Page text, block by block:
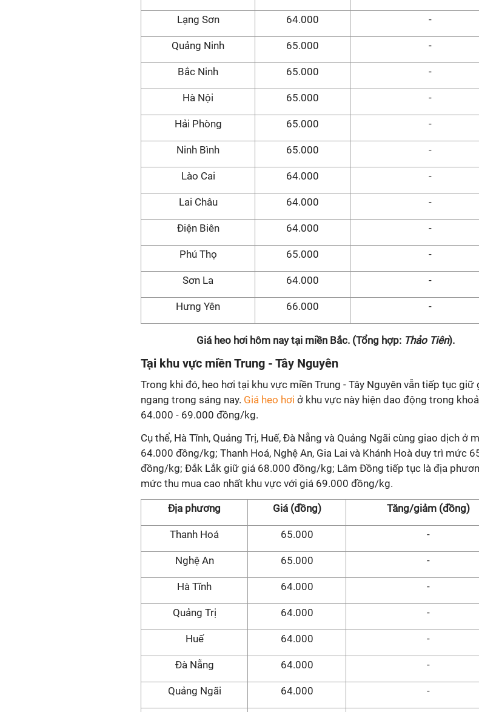
Lạng Sơn 64.000 -
Quảng Ninh 65.000 -
Bắc Ninh 65.000 -
Hà Nội 65.000 -
Hải Phòng 65.000 -
Ninh Bình 65.000 -
Lào Cai 64.000 -
Lai Châu 64.000 -
Điện Biên 64.000 -
Phú Thọ 65.000 -
Sơn La 64.000 -
Hưng Yên 66.000 -
Giá heo hơi hôm nay tại miền Bắc. (Tổng hợp: Thảo Tiên).
Tại khu vực miền Trung - Tây Nguyên
Trong khi đó, heo hơi tại khu vực miền Trung - Tây Nguyên vẫn tiếp tục giữ
ngang trong sáng nay. Giá heo hơi ở khu vực này hiện dao động trong
64.000 - 69.000 đồng/kg.
Cụ thể, Hà Tĩnh, Quảng Trị, Huế, Đà Nẵng và Quảng Ngãi cùng giao dịch ở
64.000 đồng/kg; Thanh Hoá, Nghệ An, Gia Lai và Khánh Hoà duy trì mức
đồng/kg; Đắk Lắk giữ giá 68.000 đồng/kg; Lâm Đồng tiếp tục là địa
mức thu mua cao nhất khu vực với giá 69.000 đồng/kg.
Địa phương Giá (đồng) Tăng/giảm (đồng)
Thanh Hoá 65.000 -
Nghệ An 65.000 -
Hà Tĩnh 64.000 -
Quảng Trị 64.000 -
Huế 64.000 -
Đà Nẵng 64.000 -
Quảng Ngãi 64.000 -